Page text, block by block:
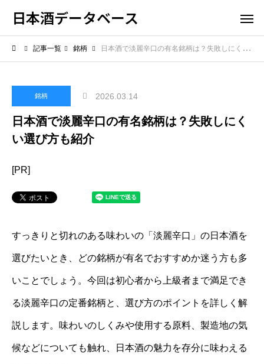
日本酒データベース
記事一覧 銘柄 日本酒で淡麗辛口の有名銘柄は？失敗しにくい選び方も紹介
銘柄 2026.03.14
日本酒で淡麗辛口の有名銘柄は？失敗しにく
い選び方も紹介
[PR]
すっきりと切れのある味わいの「淡麗辛口」の日本酒を
選びたいとき、どの銘柄が有名でおすすめか迷う方も多
いことでしょう。今回は初心者から上級者まで満足でき
る淡麗辛口の定番銘柄と、選び方のポイントを詳しく解
説します。味わいのしくみや使用する原料、製造地の気
候などについても触れ、日本酒の魅力を存分に味わえる